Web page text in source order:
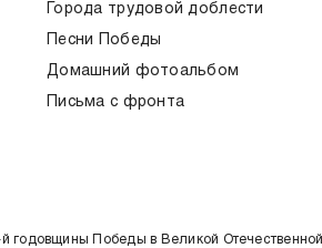
Города трудовой доблести
Песни Победы
Домашний фотоальбом
Письма с фронта
годовщины Победы в Великой